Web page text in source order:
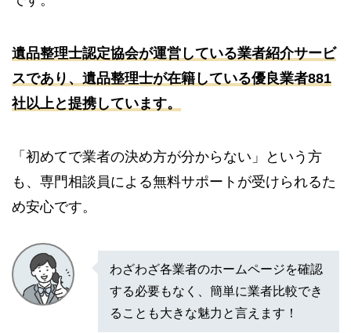
遺品整理士認定協会が運営している業者紹介サービ
スであり、遺品整理士が在籍している優良業者881
社以上と提携しています。
「初めてで業者の決め方が分からない」という方
も、専門相談員による無料サポートが受けられるた
め安心です。
わざわざ各業者のホームページを確認
する必要もなく、簡単に業者比較でき
ることも大きな魅力と言えます！